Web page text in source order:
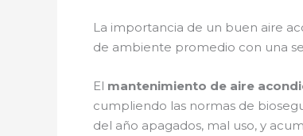
La importancia de un buen aire
de ambiente promedio con una
El mantenimiento de aire
cumpliendo las normas de
del año apagados, mal uso, y